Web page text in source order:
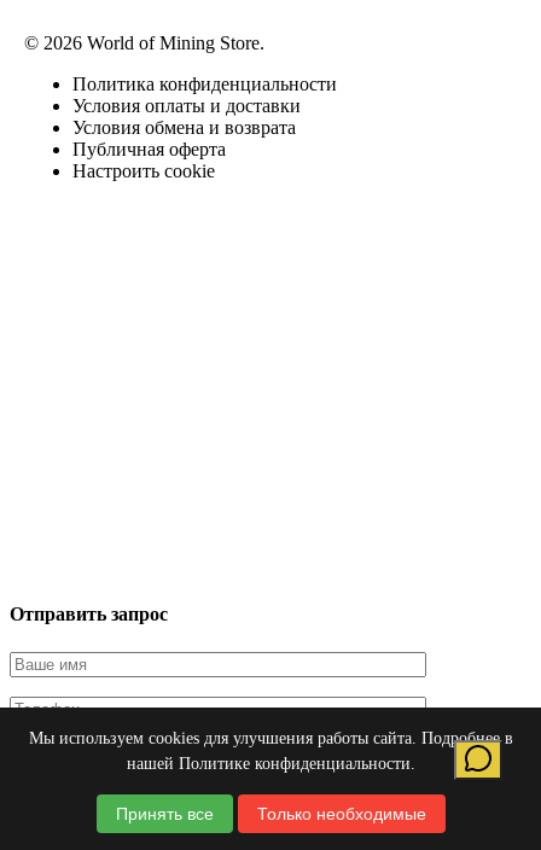
© 2026 World of Mining Store.
Политика конфиденциальности
Условия оплаты и доставки
Условия обмена и возврата
Публичная оферта
Настроить cookie
Отправить запрос
Я даю согласие на обработку персональных данных в
соответствии сПолитикой конфиденциальности
Мы используем cookies для улучшения работы сайта. Подробнее в
нашей Политике конфиденциальности.
Принять все Только необходимые